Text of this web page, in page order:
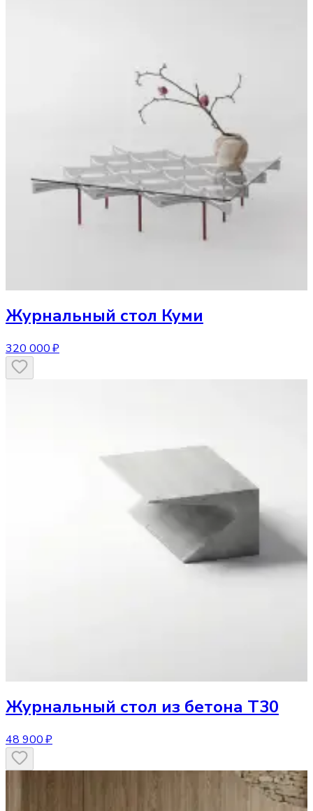
Журнальный стол Куми
320 000 ₽
Журнальный стол из бетона T30
48 900 ₽